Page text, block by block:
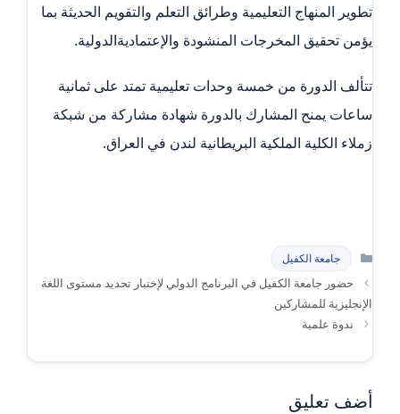
تطوير المنهاج التعليمية وطرائق التعلم والتقويم الحديثة بما
يؤمن تحقيق المخرجات المنشودة والإعتماديةالدولية.
تتألف الدورة من خمسة وحدات تعليمية تمتد على ثمانية
ساعات يمنح المشارك بالدورة شهادة مشاركة من شبكة
زملاء الكلية الملكية البريطانية لندن في العراق.
التصنيفات
جامعة الكفيل
حضور جامعة الكفيل في البرنامج الدولي لإختبار تحديد مستوى اللغة
الإنجليزية للمشاركين
ندوة علمية
أضف تعليق